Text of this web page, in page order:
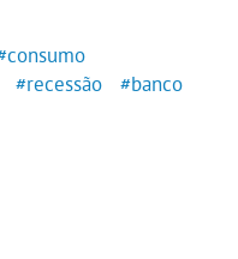
#recessão
#banco